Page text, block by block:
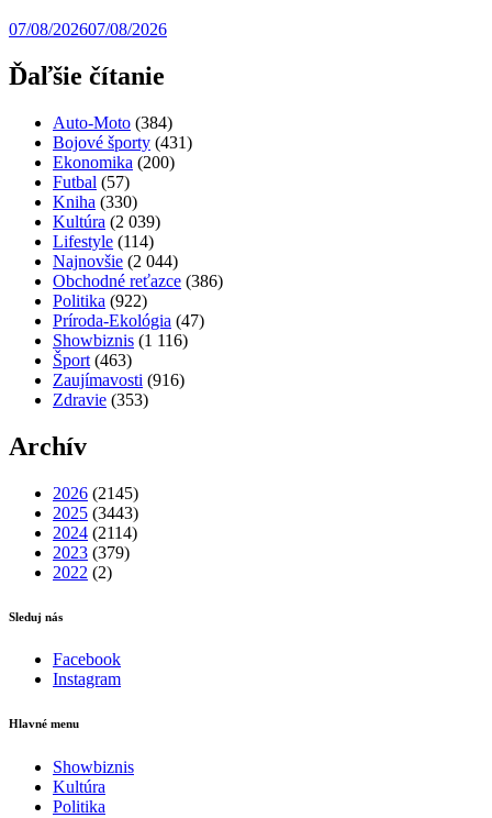
07/08/202607/08/2026
Ďaľšie čítanie
Auto-Moto (384)
Bojové športy (431)
Ekonomika (200)
Futbal (57)
Kniha (330)
Kultúra (2 039)
Lifestyle (114)
Najnovšie (2 044)
Obchodné reťazce (386)
Politika (922)
Príroda-Ekológia (47)
Showbiznis (1 116)
Šport (463)
Zaujímavosti (916)
Zdravie (353)
Archív
2026 (2145)
2025 (3443)
2024 (2114)
2023 (379)
2022 (2)
Sleduj nás
Facebook
Instagram
Hlavné menu
Showbiznis
Kultúra
Politika